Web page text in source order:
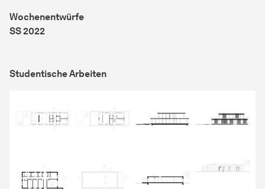
Wochenentwürfe
SS 2022
Studentische Arbeiten